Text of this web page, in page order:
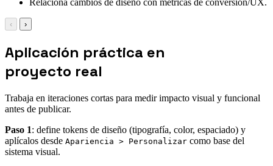
Relaciona cambios de diseño con métricas de conversión/UX.
‹ ›
Aplicación práctica en
proyecto real
Trabaja en iteraciones cortas para medir impacto visual y funcional
antes de publicar.
Paso 1: define tokens de diseño (tipografía, color, espaciado) y
aplícalos desde Apariencia > Personalizar como base del
sistema visual.